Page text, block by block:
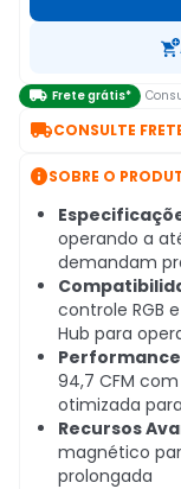
 Frete grátis*
CONSULTE
SOBRE O
operando a
demandam
controle RGB
Hub para
94,7 CFM
otimizada
Recursos
magnético
prolongada